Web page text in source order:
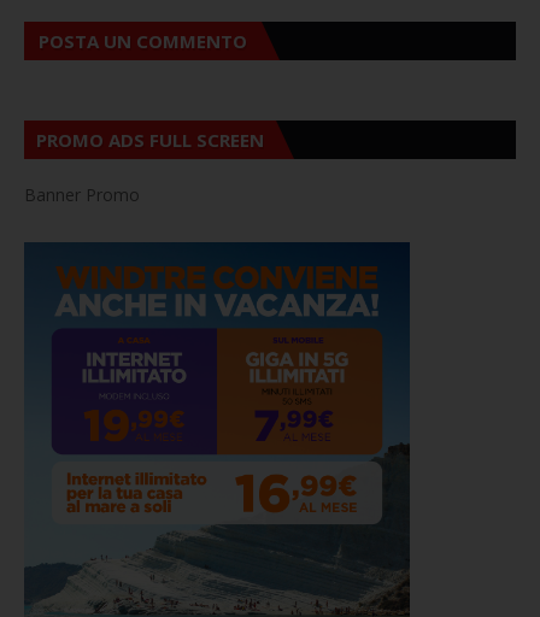
POSTA UN COMMENTO
PROMO ADS FULL SCREEN
Banner Promo